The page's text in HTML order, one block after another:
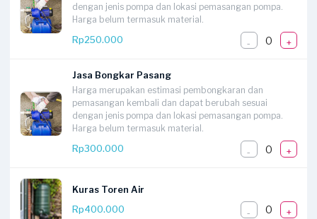
dengan jenis pompa dan lokasi pemasangan pompa.
Harga belum termasuk material.
Rp250.000
- 0 +
Jasa Bongkar Pasang
Harga merupakan estimasi pembongkaran dan
pemasangan kembali dan dapat berubah sesuai
dengan jenis pompa dan lokasi pemasangan pompa.
Harga belum termasuk material.
Rp300.000
- 0 +
Kuras Toren Air
Rp400.000
- 0 +